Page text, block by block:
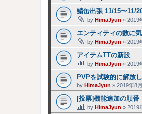
鯖缶出張 11/15〜11/
by HimaJyun » 2019
エンティティの数に
by HimaJyun » 2019
アイテムTTの新設
by HimaJyun » 2019
PVPを試験的に解放
by HimaJyun » 2019年8
[投票]機能追加の順番
by HimaJyun » 2019